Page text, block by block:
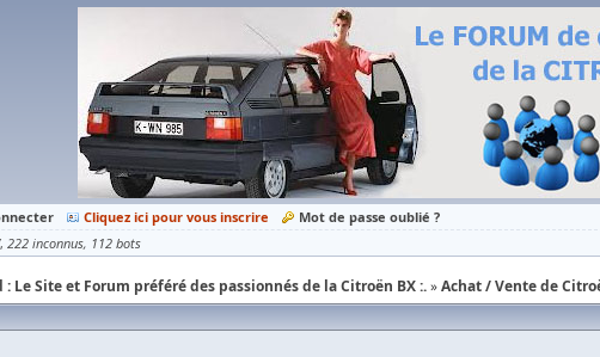
Cliquez ici pour vous inscrire
Mot de passe oublié ?
222 inconnus 112 bots
: Le Site et Forum préféré des passionnés de la Citroën BX :. Achat / Vente de